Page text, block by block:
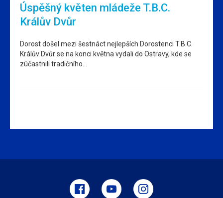
Úspěšný květen mládeže T.B.C.
Králův Dvůr
Dorost došel mezi šestnáct nejlepších Dorostenci T.B.C.
Králův Dvůr se na konci května vydali do Ostravy, kde se
zúčastnili tradičního…